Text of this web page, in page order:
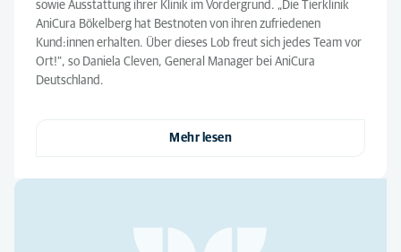
sowie Ausstattung ihrer Klinik im Vordergrund. „Die Tierklinik
AniCura Bökelberg hat Bestnoten von ihren zufriedenen
Kund:innen erhalten. Über dieses Lob freut sich jedes Team vor
Ort!“, so Daniela Cleven, General Manager bei AniCura
Deutschland.
Mehr lesen